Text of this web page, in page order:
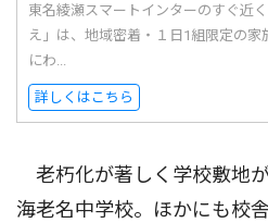
東名綾瀬スマートインターのすぐ近
え」は、地域密着・１日1組限定の
にわ...
詳しくはこちら
老朽化が著しく学校敷地
海老名中学校。ほかにも校